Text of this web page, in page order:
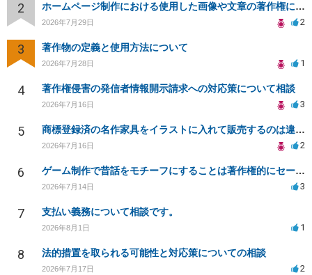
2 ホームページ制作における使用した画像や文章の著作権について
2026年7月29日 2
3 著作物の定義と使用方法について
2026年7月28日 1
4 著作権侵害の発信者情報開示請求への対応策について相談
2026年7月16日 3
5 商標登録済の名作家具をイラストに入れて販売するのは違法でしょうか
2026年7月16日 2
6 ゲーム制作で昔話をモチーフにすることは著作権的にセーフかどうか
2026年7月14日 3
7 支払い義務について相談です。
2026年8月1日 1
8 法的措置を取られる可能性と対応策についての相談
2026年7月17日 2